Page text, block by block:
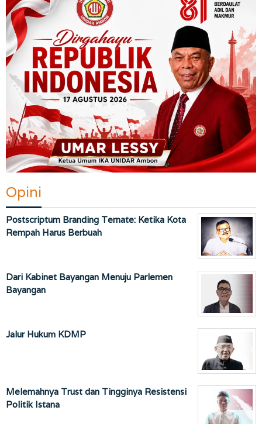
Opini
Postscriptum Branding Ternate: Ketika Kota
Rempah Harus Berbuah
Dari Kabinet Bayangan Menuju Parlemen
Bayangan
Jalur Hukum KDMP
Melemahnya Trust dan Tingginya Resistensi
Politik Istana